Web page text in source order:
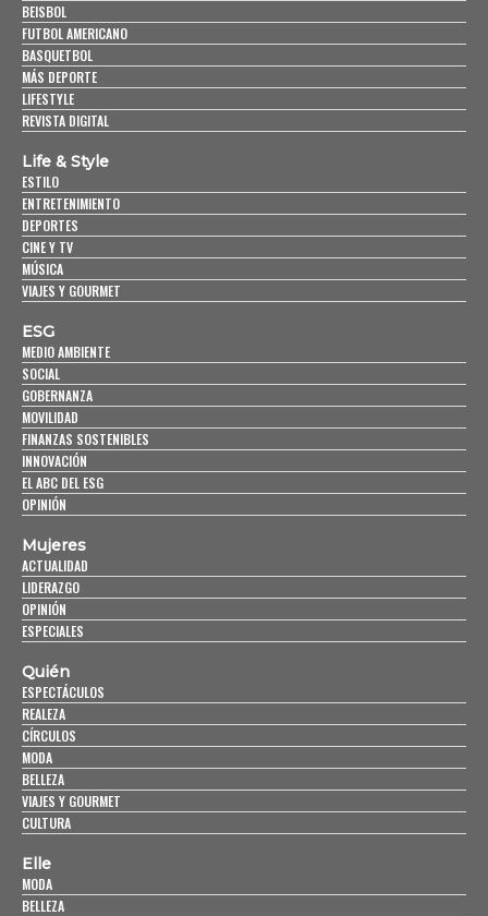
BEISBOL
FUTBOL AMERICANO
BASQUETBOL
MÁS DEPORTE
LIFESTYLE
REVISTA DIGITAL
Life & Style
ESTILO
ENTRETENIMIENTO
DEPORTES
CINE Y TV
MÚSICA
VIAJES Y GOURMET
ESG
MEDIO AMBIENTE
SOCIAL
GOBERNANZA
MOVILIDAD
FINANZAS SOSTENIBLES
INNOVACIÓN
EL ABC DEL ESG
OPINIÓN
Mujeres
ACTUALIDAD
LIDERAZGO
OPINIÓN
ESPECIALES
Quién
ESPECTÁCULOS
REALEZA
CÍRCULOS
MODA
BELLEZA
VIAJES Y GOURMET
CULTURA
Elle
MODA
BELLEZA